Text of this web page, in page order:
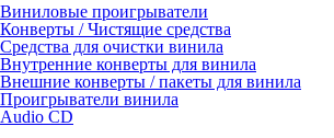
Виниловые проигрыватели
Конверты / Чистящие средства
Средства для очистки винила
Внутренние конверты для винила
Внешние конверты / пакеты для винила
Проигрыватели винила
Audio CD